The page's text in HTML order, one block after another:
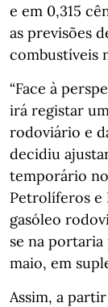
e em 0,315
as previsões
combustíveis
“Face à
irá registar
rodoviário e
decidiu
temporário
Petrolíferos e
gasóleo
se na
maio, em
Assim, a